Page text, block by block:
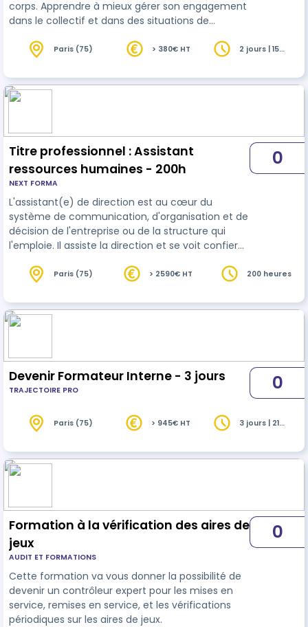
corps. Apprendre à mieux gérer son engagement
dans le collectif et dans des situations de
performance. Ce travail commence en
chacun, en identifiant les émotions qui peuvent
être y associées, pour leur valeur d’indicateurs
Paris (75) > 380€ HT
2 jours | 15
Titre professionnel : Assistant
ressources humaines - 200h
NEXT FORMA
L'assistant(e) de direction est au cœur du
système de communication, d'organisation et de
décision de l'entreprise ou de la structure qui
l'emploie. Il assiste la direction et se voit confier
en capacité d'analyser une situation, d'établir un
encadré par votre responsable pédagogique.
Vous bénéficiez d'un parcours personnalisé
0
Paris (75) > 2590€ HT 200 heures
Devenir Formateur Interne - 3 jours
TRAJECTOIRE PRO 0
Paris (75) > 945€ HT
3 jours | 21
Formation à la vérification des aires de
jeux
AUDIT ET FORMATIONS
Cette formation va vous donner la possibilité de
devenir un contrôleur expert pour les mises en
service, remises en service, et les vérifications
périodiques sur les aires de jeux.
0